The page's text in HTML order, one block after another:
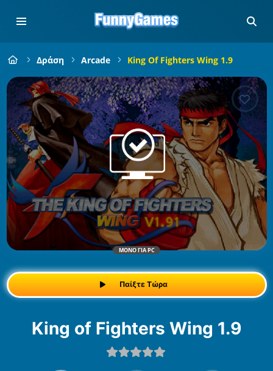
Δράση Arcade King Of Fighters Wing 1.9
ΜΌΝΟ ΓΙΑ PC
Παίξτε Τώρα
King of Fighters Wing 1.9